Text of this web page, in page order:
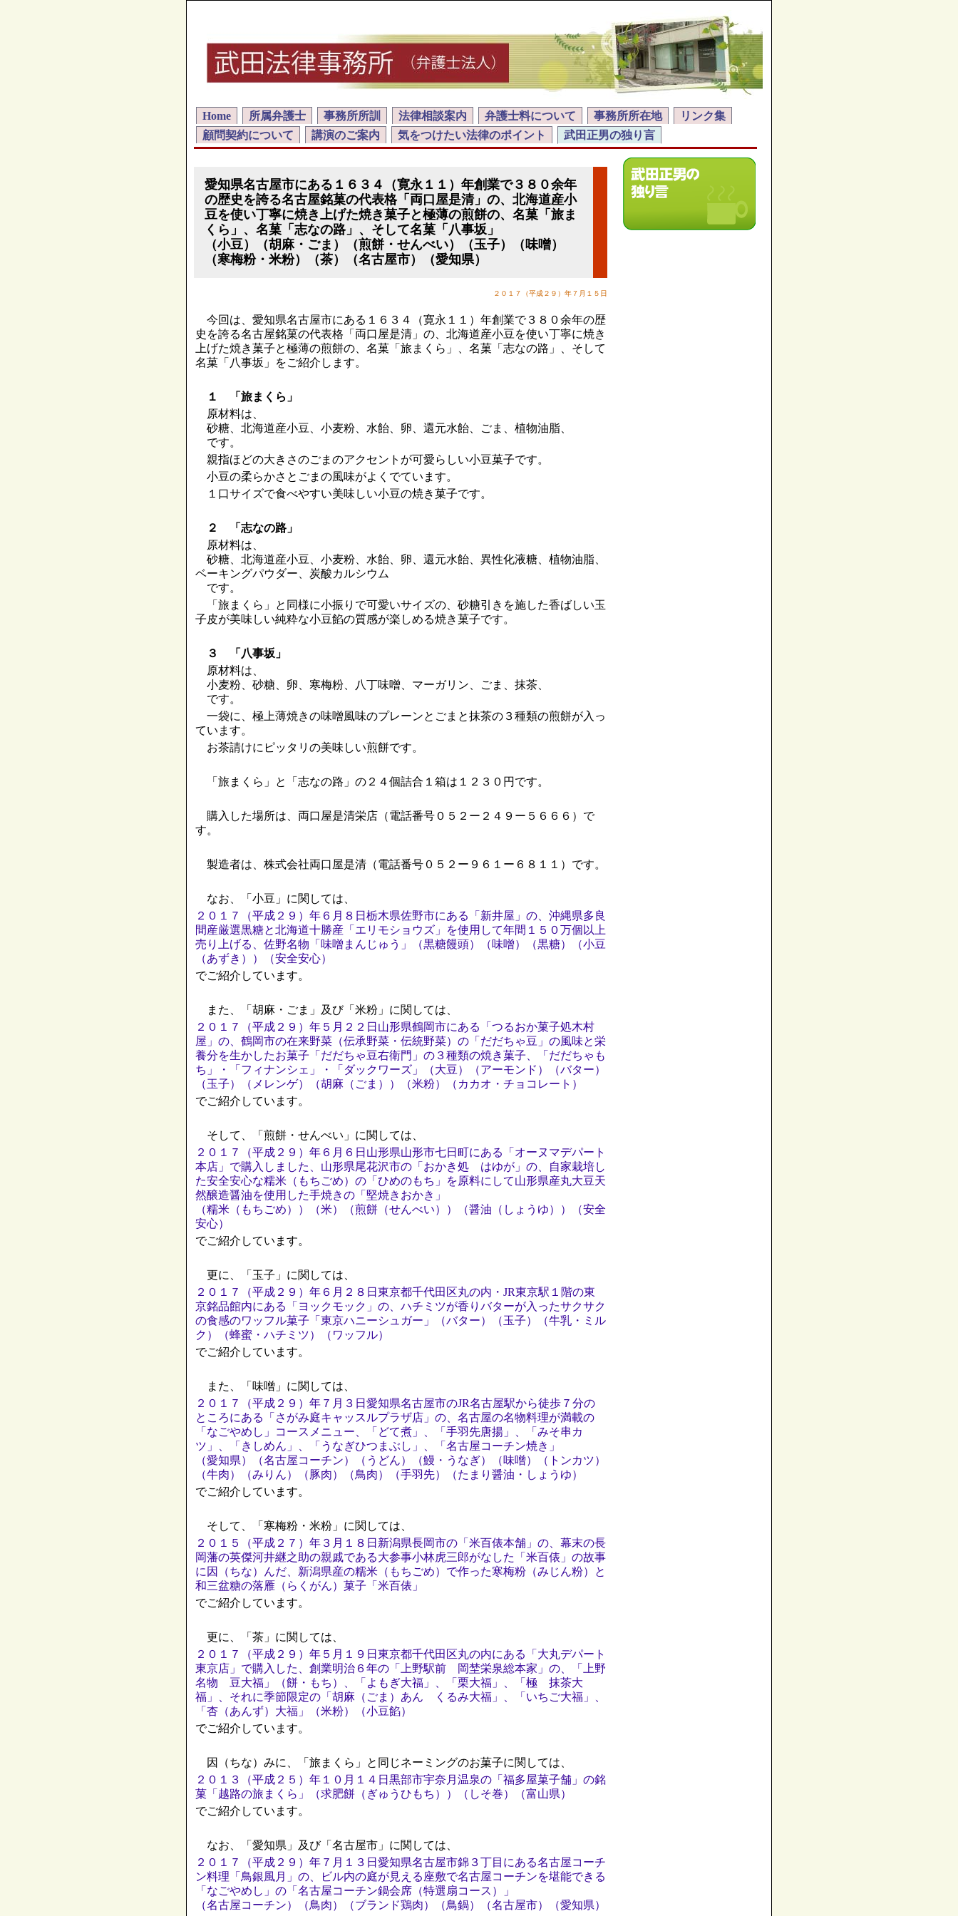
Home 所属弁護士 事務所所訓 法律相談案内 弁護士料について 事務所所在地
リンク集
顧問契約について
講演のご案内 気をつけたい法律のポイント 武田正男の独り言
愛知県名古屋市にある１６３４（寛永１１）年創業で３８０余年
の歴史を誇る名古屋銘菓の代表格「両口屋是清」の、北海道産小
豆を使い丁寧に焼き上げた焼き菓子と極薄の煎餅の、名菓「旅ま
くら」、名菓「志なの路」、そして名菓「八事坂」
（小豆）（胡麻・ごま）（煎餅・せんべい）（玉子）（味噌）
（寒梅粉・米粉）（茶）（名古屋市）（愛知県）
２０１７（平成２９）年７月１５日
今回は、愛知県名古屋市にある１６３４（寛永１１）年創業で３８０余年の歴
史を誇る名古屋銘菓の代表格「両口屋是清」の、北海道産小豆を使い丁寧に焼き
上げた焼き菓子と極薄の煎餅の、名菓「旅まくら」、名菓「志なの路」、そして
名菓「八事坂」をご紹介します。
１ 「旅まくら」
原材料は、
砂糖、北海道産小豆、小麦粉、水飴、卵、還元水飴、ごま、植物油脂、
です。
親指ほどの大きさのごまのアクセントが可愛らしい小豆菓子です。
小豆の柔らかさとごまの風味がよくでています。
１口サイズで食べやすい美味しい小豆の焼き菓子です。
２ 「志なの路」
原材料は、
砂糖、北海道産小豆、小麦粉、水飴、卵、還元水飴、異性化液糖、植物油脂、
ベーキングパウダー、炭酸カルシウム
です。
「旅まくら」と同様に小振りで可愛いサイズの、砂糖引きを施した香ばしい玉
子皮が美味しい純粋な小豆餡の質感が楽しめる焼き菓子です。
３ 「八事坂」
原材料は、
小麦粉、砂糖、卵、寒梅粉、八丁味噌、マーガリン、ごま、抹茶、
です。
一袋に、極上薄焼きの味噌風味のプレーンとごまと抹茶の３種類の煎餅が入っ
ています。
お茶請けにピッタリの美味しい煎餅です。
「旅まくら」と「志なの路」の２４個詰合１箱は１２３０円です。
購入した場所は、両口屋是清栄店（電話番号０５２ー２４９ー５６６６）で
す。
製造者は、株式会社両口屋是清（電話番号０５２ー９６１ー６８１１）です。
なお、「小豆」に関しては、
２０１７（平成２９）年６月８日栃木県佐野市にある「新井屋」の、沖縄県多良
間産厳選黒糖と北海道十勝産「エリモショウズ」を使用して年間１５０万個以上
売り上げる、佐野名物「味噌まんじゅう」（黒糖饅頭）（味噌）（黒糖）（小豆
（あずき））（安全安心）
でご紹介しています。
また、「胡麻・ごま」及び「米粉」に関しては、
２０１７（平成２９）年５月２２日山形県鶴岡市にある「つるおか菓子処木村
屋」の、鶴岡市の在来野菜（伝承野菜・伝統野菜）の「だだちゃ豆」の風味と栄
養分を生かしたお菓子「だだちゃ豆右衛門」の３種類の焼き菓子、「だだちゃも
ち」・「フィナンシェ」・「ダックワーズ」（大豆）（アーモンド）（バター）
（玉子）（メレンゲ）（胡麻（ごま））（米粉）（カカオ・チョコレート）
でご紹介しています。
そして、「煎餅・せんべい」に関しては、
２０１７（平成２９）年６月６日山形県山形市七日町にある「オーヌマデパート
本店」で購入しました、山形県尾花沢市の「おかき処 はゆが」の、自家栽培し
た安全安心な糯米（もちごめ）の「ひめのもち」を原料にして山形県産丸大豆天
然醸造醤油を使用した手焼きの「堅焼きおかき」
（糯米（もちごめ））（米）（煎餅（せんべい））（醤油（しょうゆ））（安全
安心）
でご紹介しています。
更に、「玉子」に関しては、
２０１７（平成２９）年６月２８日東京都千代田区丸の内・JR東京駅１階の東
京銘品館内にある「ヨックモック」の、ハチミツが香りバターが入ったサクサク
の食感のワッフル菓子「東京ハニーシュガー」（バター）（玉子）（牛乳・ミル
ク）（蜂蜜・ハチミツ）（ワッフル）
でご紹介しています。
また、「味噌」に関しては、
２０１７（平成２９）年７月３日愛知県名古屋市のJR名古屋駅から徒歩７分の
ところにある「さがみ庭キャッスルプラザ店」の、名古屋の名物料理が満載の
「なごやめし」コースメニュー、「どて煮」、「手羽先唐揚」、「みそ串カ
ツ」、「きしめん」、「うなぎひつまぶし」、「名古屋コーチン焼き」
（愛知県）（名古屋コーチン）（うどん）（鰻・うなぎ）（味噌）（トンカツ）
（牛肉）（みりん）（豚肉）（鳥肉）（手羽先）（たまり醤油・しょうゆ）
でご紹介しています。
そして、「寒梅粉・米粉」に関しては、
２０１５（平成２７）年３月１８日新潟県長岡市の「米百俵本舗」の、幕末の長
岡藩の英傑河井継之助の親戚である大参事小林虎三郎がなした「米百俵」の故事
に因（ちな）んだ、新潟県産の糯米（もちごめ）で作った寒梅粉（みじん粉）と
和三盆糖の落雁（らくがん）菓子「米百俵」
でご紹介しています。
更に、「茶」に関しては、
２０１７（平成２９）年５月１９日東京都千代田区丸の内にある「大丸デパート
東京店」で購入した、創業明治６年の「上野駅前 岡埜栄泉総本家」の、「上野
名物 豆大福」（餅・もち）、「よもぎ大福」、「栗大福」、「極 抹茶大
福」、それに季節限定の「胡麻（ごま）あん くるみ大福」、「いちご大福」、
「杏（あんず）大福」（米粉）（小豆餡）
でご紹介しています。
因（ちな）みに、「旅まくら」と同じネーミングのお菓子に関しては、
２０１３（平成２５）年１０月１４日黒部市宇奈月温泉の「福多屋菓子舗」の銘
菓「越路の旅まくら」（求肥餅（ぎゅうひもち））（しそ巻）（富山県）
でご紹介しています。
なお、「愛知県」及び「名古屋市」に関しては、
２０１７（平成２９）年７月１３日愛知県名古屋市錦３丁目にある名古屋コーチ
ン料理「鳥銀風月」の、ビル内の庭が見える座敷で名古屋コーチンを堪能できる
「なごやめし」の「名古屋コーチン鍋会席（特選扇コース）」
（名古屋コーチン）（鳥肉）（ブランド鶏肉）（鳥鍋）（名古屋市）（愛知県）